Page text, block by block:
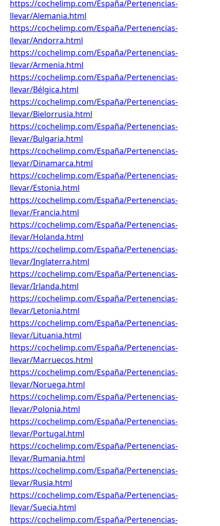
https://cochelimp.com/España/Pertenencias-
llevar/Alemania.html
https://cochelimp.com/España/Pertenencias-
llevar/Andorra.html
https://cochelimp.com/España/Pertenencias-
llevar/Armenia.html
https://cochelimp.com/España/Pertenencias-
llevar/Bélgica.html
https://cochelimp.com/España/Pertenencias-
llevar/Bielorrusia.html
https://cochelimp.com/España/Pertenencias-
llevar/Bulgaria.html
https://cochelimp.com/España/Pertenencias-
llevar/Dinamarca.html
https://cochelimp.com/España/Pertenencias-
llevar/Estonia.html
https://cochelimp.com/España/Pertenencias-
llevar/Francia.html
https://cochelimp.com/España/Pertenencias-
llevar/Holanda.html
https://cochelimp.com/España/Pertenencias-
llevar/Inglaterra.html
https://cochelimp.com/España/Pertenencias-
llevar/Irlanda.html
https://cochelimp.com/España/Pertenencias-
llevar/Letonia.html
https://cochelimp.com/España/Pertenencias-
llevar/Lituania.html
https://cochelimp.com/España/Pertenencias-
llevar/Marruecos.html
https://cochelimp.com/España/Pertenencias-
llevar/Noruega.html
https://cochelimp.com/España/Pertenencias-
llevar/Polonia.html
https://cochelimp.com/España/Pertenencias-
llevar/Portugal.html
https://cochelimp.com/España/Pertenencias-
llevar/Rumania.html
https://cochelimp.com/España/Pertenencias-
llevar/Rusia.html
https://cochelimp.com/España/Pertenencias-
llevar/Suecia.html
https://cochelimp.com/España/Pertenencias-